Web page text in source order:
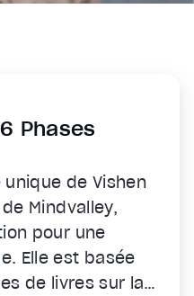
Phases
unique de Vishen
Mindvalley,
pour une
Elle est basée
de livres sur la